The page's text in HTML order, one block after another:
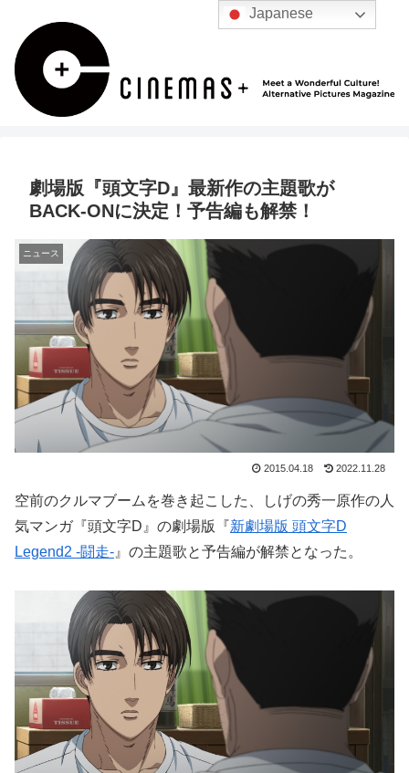
劇場版『頭文字D』最新作の主題歌が
BACK-ONに決定！予告編も解禁！
ニュース
2015.04.18 2022.11.28
空前のクルマブームを巻き起こした、しげの秀一原作の人
気マンガ『頭文字D』の劇場版『新劇場版 頭文字D
Legend2 -闘走- 』の主題歌と予告編が解禁となった。
Japanese